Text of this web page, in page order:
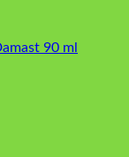
90 ml